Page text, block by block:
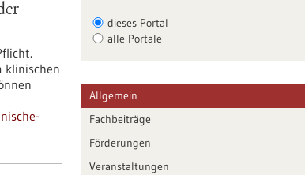
klinischen
dieses Portal
alle Portale
Allgemein
Fachbeiträge
Förderungen
Veranstaltungen